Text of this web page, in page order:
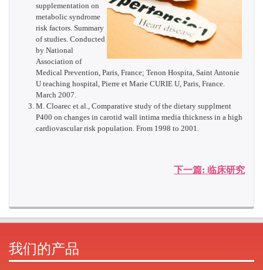
supplementation on
metabolic syndrome
risk factors. Summary
of studies. Conducted
by National
Association of
Medical Prevention, Paris, France; Tenon Hospita, Saint Antonie
U teaching hospital, Pierre et Marie CURIE U, Paris, France.
March 2007.
M. Cloarec et al., Comparative study of the dietary supplment
P400 on changes in carotid wall intima media thickness in a high
cardiovascular risk population. From 1998 to 2001.
下一篇: 临床研究
我们的产品